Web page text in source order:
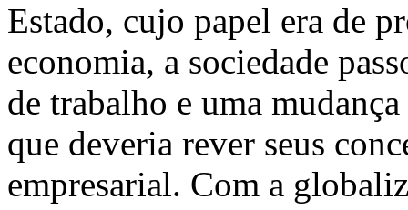
Estado, cujo papel era de
economia, a sociedade
de trabalho e uma
que deveria rever seus
empresarial. Com a